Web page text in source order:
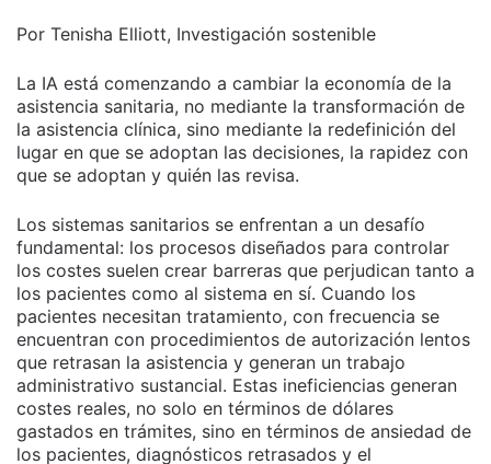
Por Tenisha Elliott, Investigación sostenible
La IA está comenzando a cambiar la economía de la
asistencia sanitaria, no mediante la transformación de
la asistencia clínica, sino mediante la redefinición del
lugar en que se adoptan las decisiones, la rapidez con
que se adoptan y quién las revisa.
Los sistemas sanitarios se enfrentan a un desafío
fundamental: los procesos diseñados para controlar
los costes suelen crear barreras que perjudican tanto a
los pacientes como al sistema en sí. Cuando los
pacientes necesitan tratamiento, con frecuencia se
encuentran con procedimientos de autorización lentos
que retrasan la asistencia y generan un trabajo
administrativo sustancial. Estas ineficiencias generan
costes reales, no solo en términos de dólares
gastados en trámites, sino en términos de ansiedad de
los pacientes, diagnósticos retrasados y el